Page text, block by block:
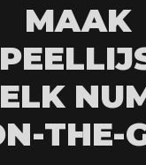
MAAK
THE-